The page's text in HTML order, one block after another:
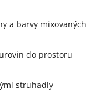
a barvy mixovaných
do prostoru
struhadly